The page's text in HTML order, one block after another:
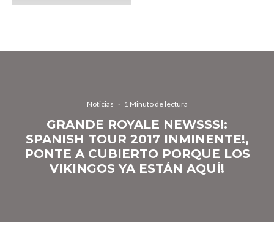
Noticias · 1 Minuto de lectura
GRANDE ROYALE NEWSSS!:
SPANISH TOUR 2017 INMINENTE!,
PONTE A CUBIERTO PORQUE LOS
VIKINGOS YA ESTÁN AQUÍ!